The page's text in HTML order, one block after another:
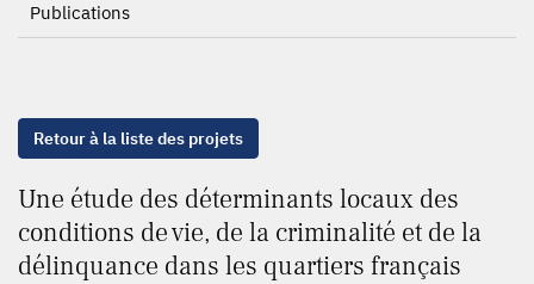
Publications
Retour à la liste des projets
Une étude des déterminants locaux des
conditions de vie, de la criminalité et de la
délinquance dans les quartiers français